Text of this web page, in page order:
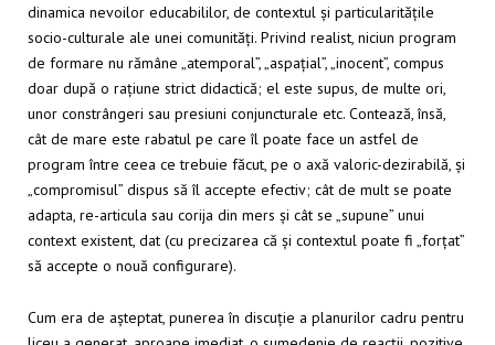
dinamica nevoilor educabililor, de contextul și particularitățile
socio-culturale ale unei comunități. Privind realist, niciun program
de formare nu rămâne „atemporal”, „aspațial”, „inocent”, compus
doar după o rațiune strict didactică; el este supus, de multe ori,
unor constrângeri sau presiuni conjuncturale etc. Contează, însă,
cât de mare este rabatul pe care îl poate face un astfel de
program între ceea ce trebuie făcut, pe o axă valoric-dezirabilă, și
„compromisul” dispus să îl accepte efectiv; cât de mult se poate
adapta, re-articula sau corija din mers și cât se „supune” unui
context existent, dat (cu precizarea că și contextul poate fi „forțat”
să accepte o nouă configurare).
Cum era de așteptat, punerea în discuție a planurilor cadru pentru